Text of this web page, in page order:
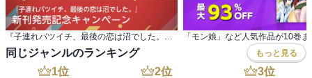
同じジャンルのランキング もっと見る
1位 2位 3位